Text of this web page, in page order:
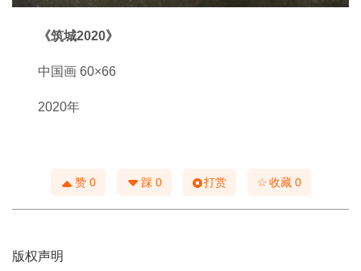
《筑城2020》
中国画 60×66
2020年
赞 0 踩 0 打赏 ☆收藏 0
版权声明